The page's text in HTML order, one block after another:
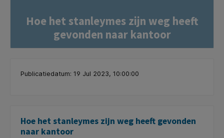
Hoe het stanleymes zijn weg heeft
gevonden naar kantoor
Publicatiedatum: 19 Jul 2023, 10:00:00
Hoe het stanleymes zijn weg heeft gevonden
naar kantoor